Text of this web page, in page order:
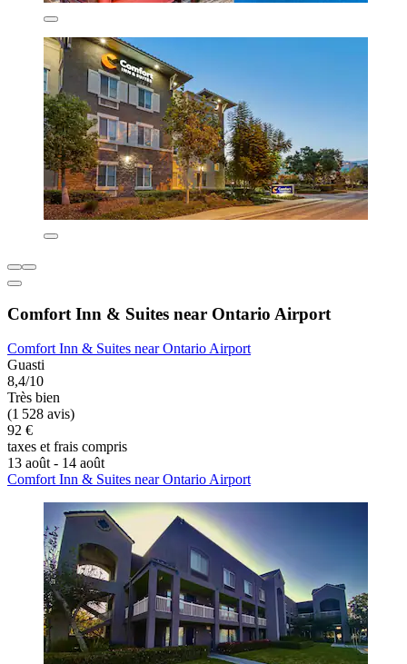
Comfort Inn & Suites near Ontario Airport
Comfort Inn & Suites near Ontario Airport
Guasti
8,4/10
Très bien
(1 528 avis)
92 €
taxes et frais compris
13 août - 14 août
Comfort Inn & Suites near Ontario Airport